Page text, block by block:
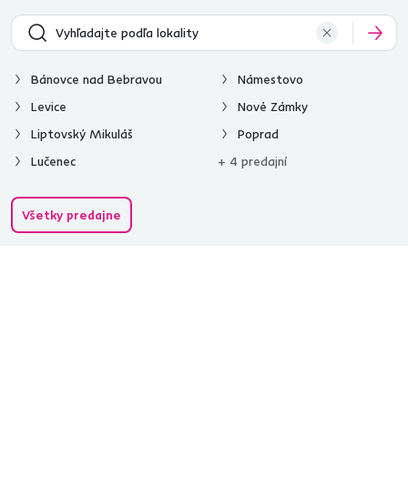
Bánovce nad Bebravou
Levice
Liptovský Mikuláš
Lučenec
Námestovo
Nové Zámky
Poprad
+ 4 predajní
Všetky predajne